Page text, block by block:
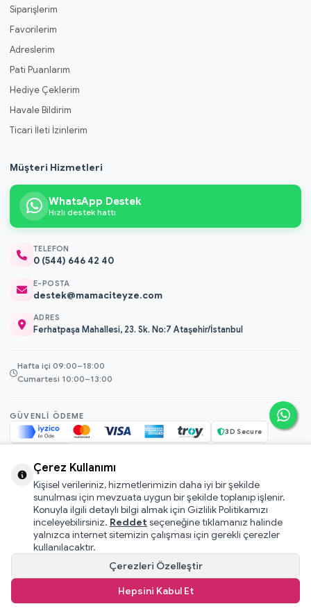
Siparişlerim
Favorilerim
Adreslerim
Pati Puanlarım
Hediye Çeklerim
Havale Bildirim
Ticari İleti İzinlerim
Müşteri Hizmetleri
WhatsApp Destek
Hızlı destek hattı
TELEFON
0 (544) 646 42 40
E-POSTA
destek@mamaciteyze.com
ADRES
Ferhatpaşa Mahallesi, 23. Sk. No:7 Ataşehir/İstanbul
Hafta içi 09:00–18:00
Cumartesi 10:00–13:00
GÜVENLI ÖDEME
3D Secure
© 2026 Mamacı Teyze · Nurşen ve ekibi ile birlikte ile hazırlandı.
Mesafeli Satış Sözleşmesi
Pati Puan Kazanma Koşulları
Gizlilik ve Çerez Politikası
KVKK Aydınlatma Metni
Kullanıcı Sözleşmesi
T-SoftE-TicaretSistemleriyle Hazırlanmıştır.
Çerez Kullanımı
Kişisel verileriniz, hizmetlerimizin daha iyi bir şekilde
sunulması için mevzuata uygun bir şekilde toplanıp işlenir.
Konuyla ilgili detaylı bilgi almak için Gizlilik Politikamızı
inceleyebilirsiniz. Reddet seçeneğine tıklamanız halinde
yalnızca internet sitemizin çalışması için gerekli çerezler
kullanılacaktır.
Çerezleri Özelleştir
Hepsini Kabul Et